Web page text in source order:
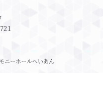
ニーホールへいあん